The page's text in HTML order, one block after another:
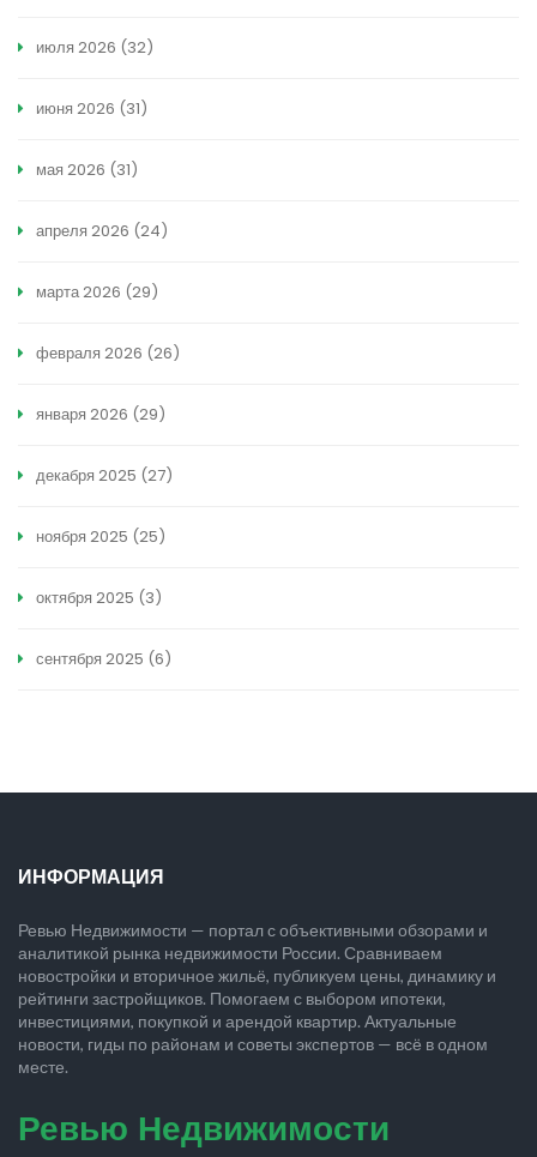
июля 2026 (32)
июня 2026 (31)
мая 2026 (31)
апреля 2026 (24)
марта 2026 (29)
февраля 2026 (26)
января 2026 (29)
декабря 2025 (27)
ноября 2025 (25)
октября 2025 (3)
сентября 2025 (6)
ИНФОРМАЦИЯ
Ревью Недвижимости — портал с объективными обзорами и
аналитикой рынка недвижимости России. Сравниваем
новостройки и вторичное жильё, публикуем цены, динамику и
рейтинги застройщиков. Помогаем с выбором ипотеки,
инвестициями, покупкой и арендой квартир. Актуальные
новости, гиды по районам и советы экспертов — всё в одном
месте.
Ревью Недвижимости